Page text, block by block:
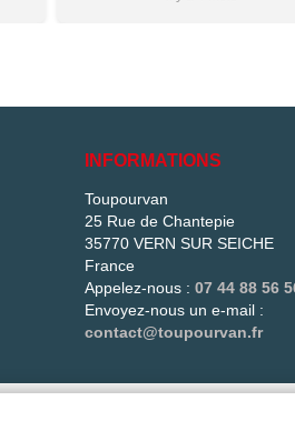
!
INFORMATIONS
Toupourvan
25 Rue de Chantepie
35770 VERN SUR SEICHE
France
Appelez-nous : 07 44 88 56
Envoyez-nous un e-mail :
contact@toupourvan.fr